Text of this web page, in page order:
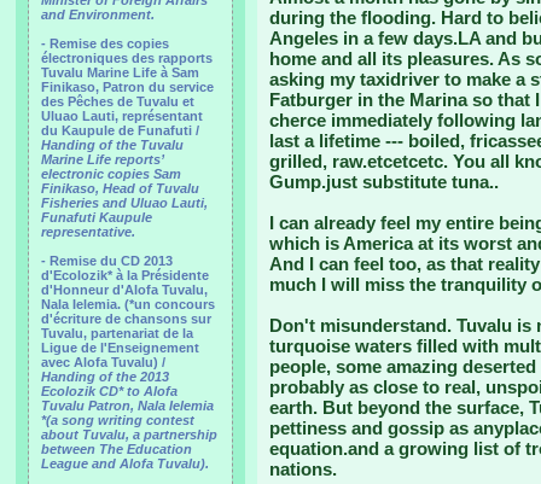
and Environment.
- Remise des copies
électroniques des rapports
Tuvalu Marine Life à Sam
Finikaso, Patron du service
des Pêches de Tuvalu et
Uluao Lauti, représentant
du Kaupule de Funafuti /
Handing of the Tuvalu
Marine Life reports’
electronic copies Sam
Finikaso, Head of Tuvalu
Fisheries and Uluao Lauti,
Funafuti Kaupule
representative.
- Remise du CD 2013
d'Ecolozik* à la Présidente
d'Honneur d'Alofa Tuvalu,
Nala Ielemia. (*un concours
d'écriture de chansons sur
Tuvalu, partenariat de la
Ligue de l'Enseignement
avec Alofa Tuvalu) /
Handing of the 2013
Ecolozik CD* to Alofa
Tuvalu Patron, Nala Ielemia
*(a song writing contest
about Tuvalu, a partnership
between The Education
League and Alofa Tuvalu).
during the flooding. Hard to
Angeles in a few days.LA and
home and all its pleasures. As
asking my taxidriver to make a
Fatburger in the Marina so that
cherce immediately following
last a lifetime --- boiled,
grilled, raw.etcetcetc. You all
Gump.just substitute tuna..
I can already feel my entire
which is America at its worst
And I can feel too, as that
much I will miss the tranquility
Don't misunderstand. Tuvalu is
turquoise waters filled with
people, some amazing
probably as close to real,
earth. But beyond the surface,
pettiness and gossip as
equation.and a growing list of
nations.